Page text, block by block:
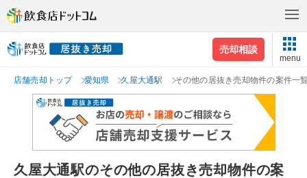
売却相談
menu
店舗売却トップ 愛知県 久屋大通駅 その他の居抜き売却物件の案件一
久屋大通駅のその他の居抜き売却物件の案